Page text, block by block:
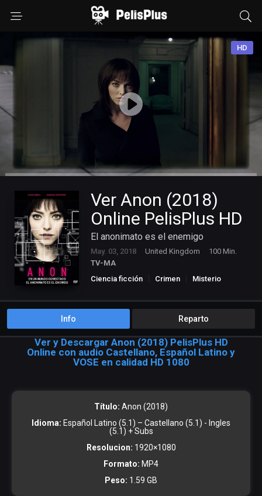
HD
Ver Anon (2018)
Online PelisPlus HD
El anonimato es el enemigo
May. 03, 2018 United Kingdom
100 Min.
TV-MA
Ciencia ficción
Crimen
Misterio
Info Reparto
Ver y Descargar Anon (2018) PelisPlus HD
Online con audio Castellano, Español Latino y
VOSE en calidad HD 1080
Título: Anon (2018)
Idioma: Español Latino (5.1) – Castellano (5.1) - Ingles
(5.1) + Subs
Resolucion: 1920×1080
Formato: MP4
Peso: 1.59 GB